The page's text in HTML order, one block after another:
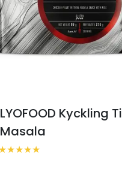
LYOFOOD Kyckling
Masala